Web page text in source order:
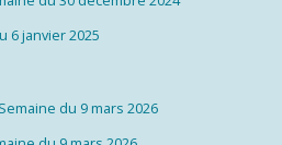
6 janvier 2025
du 9 mars 2026